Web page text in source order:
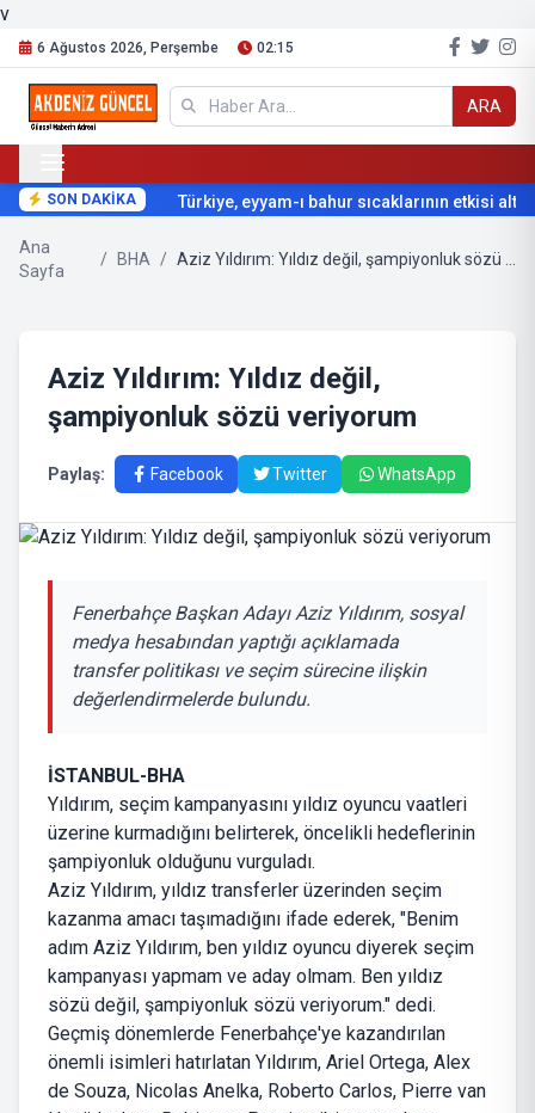
v
6 Ağustos 2026, Perşembe 02:15
ARA
SON DAKİKA Türkiye, eyyam-ı bahur sıcaklarının etkisi
Ana
Sayfa
/ BHA /
Aziz Yıldırım: Yıldız değil,
şampiyonluk sözü veriyorum
Paylaş: Facebook Twitter WhatsApp
Fenerbahçe Başkan Adayı Aziz Yıldırım, sosyal
medya hesabından yaptığı açıklamada
transfer politikası ve seçim sürecine ilişkin
değerlendirmelerde bulundu.
İSTANBUL-BHA
Yıldırım, seçim kampanyasını yıldız oyuncu vaatleri
üzerine kurmadığını belirterek, öncelikli hedeflerinin
şampiyonluk olduğunu vurguladı.
Aziz Yıldırım, yıldız transferler üzerinden seçim
kazanma amacı taşımadığını ifade ederek, "Benim
adım Aziz Yıldırım, ben yıldız oyuncu diyerek seçim
kampanyası yapmam ve aday olmam. Ben yıldız
sözü değil, şampiyonluk sözü veriyorum." dedi.
Geçmiş dönemlerde Fenerbahçe'ye kazandırılan
önemli isimleri hatırlatan Yıldırım, Ariel Ortega, Alex
de Souza, Nicolas Anelka, Roberto Carlos, Pierre van